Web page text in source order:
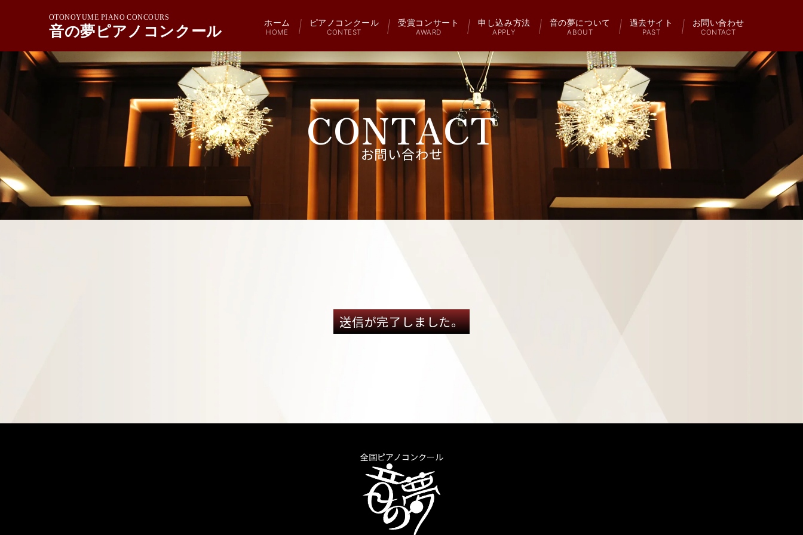
OTONOYUME PIANO CONCOURS
音の夢ピアノコンクール
ホーム
HOME
ピアノコンクール
CONTEST
受賞コンサート
AWARD
申し込み方法
APPLY
音の夢について
ABOUT
過去サイト
PAST
お問い合わせ
CONTACT
CONTACT
お問い合わせ
送信が完了しました。
全国ピアノコンクール